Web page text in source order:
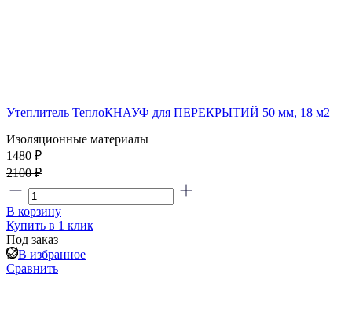
Утеплитель ТеплоКНАУФ для ПЕРЕКРЫТИЙ 50 мм, 18 м2
Изоляционные материалы
1480 ₽
2100 ₽
В корзину
Купить в 1 клик
Под заказ
В избранное
Сравнить